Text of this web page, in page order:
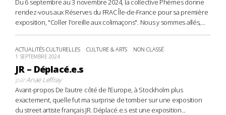
Du 6 septembre au 3 novembre 2024, la collective Phèmes donne
rendez-vous aux Réserves du FRAC Île-de-France pour sa première
exposition, "Coller l'oreille aux colimaçons". Nous y sommes allés,...
ACTUALITÉS CULTURELLES CULTURE & ARTS NON CLASSÉ
1 SEPTEMBRE 2024
JR – Déplacé.e.s
parAnaë Leffray
Avant-propos De l’autre côté de l’Europe, à Stockholm plus
exactement, quelle fut ma surprise de tomber sur une exposition
du street artiste français JR. Déplacé.e.s est une exposition...